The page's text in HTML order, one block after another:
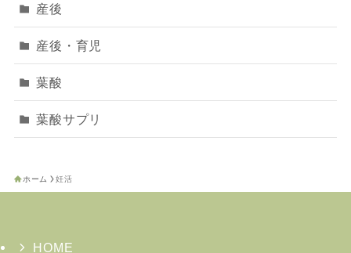
産後
産後・育児
葉酸
葉酸サプリ
ホーム 妊活
HOME